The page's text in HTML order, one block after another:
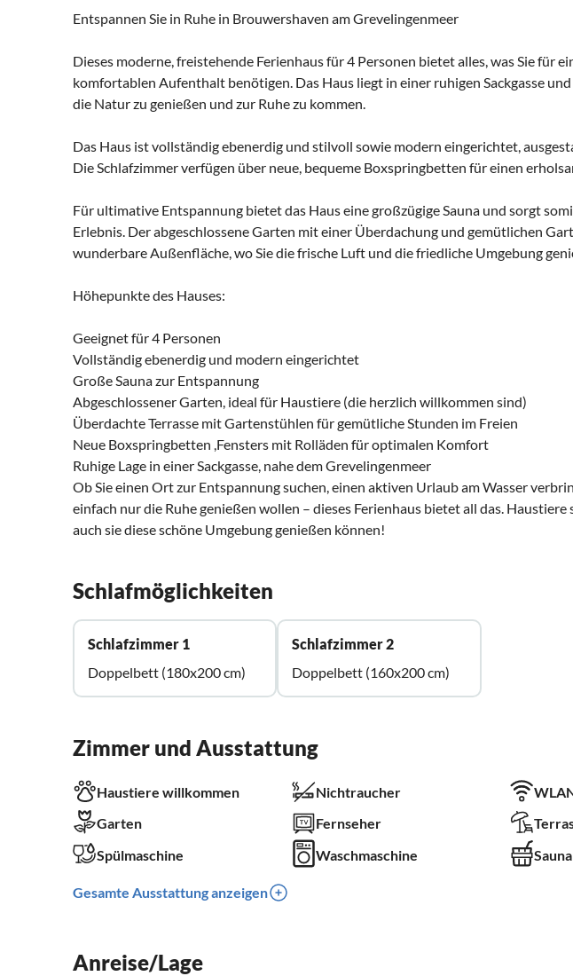
Entspannen Sie in Ruhe in Brouwershaven am Grevelingenmeer
Dieses moderne, freistehende Ferienhaus für 4 Personen bietet alles, was Sie für
komfortablen Aufenthalt benötigen. Das Haus liegt in einer ruhigen Sackgasse
die Natur zu genießen und zur Ruhe zu kommen.
Das Haus ist vollständig ebenerdig und stilvoll sowie modern eingerichtet,
Die Schlafzimmer verfügen über neue, bequeme Boxspringbetten für einen
Für ultimative Entspannung bietet das Haus eine großzügige Sauna und sorgt
Erlebnis. Der abgeschlossene Garten mit einer Überdachung und gemütlichen
wunderbare Außenfläche, wo Sie die frische Luft und die friedliche Umgebung
Höhepunkte des Hauses:
Geeignet für 4 Personen
Vollständig ebenerdig und modern eingerichtet
Große Sauna zur Entspannung
Abgeschlossener Garten, ideal für Haustiere (die herzlich willkommen sind)
Überdachte Terrasse mit Gartenstühlen für gemütliche Stunden im Freien
Neue Boxspringbetten ,Fensters mit Rolläden für optimalen Komfort
Ruhige Lage in einer Sackgasse, nahe dem Grevelingenmeer
Ob Sie einen Ort zur Entspannung suchen, einen aktiven Urlaub am Wasser
einfach nur die Ruhe genießen wollen – dieses Ferienhaus bietet all das.
auch sie diese schöne Umgebung genießen können!
Schlafmöglichkeiten
Schlafzimmer 1
Doppelbett (180x200 cm)
Schlafzimmer 2
Doppelbett (160x200 cm)
Zimmer und Ausstattung
Haustiere willkommen Nichtraucher
Garten
Fernseher
Spülmaschine
Waschmaschine Sauna
Gesamte Ausstattung anzeigen
Anreise/Lage